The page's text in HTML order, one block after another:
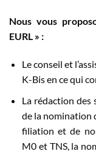
Nous vous
EURL » :
Le conseil et
K-Bis en ce qui
La rédaction des
de la nomination
filiation et de
M0 et TNS, la